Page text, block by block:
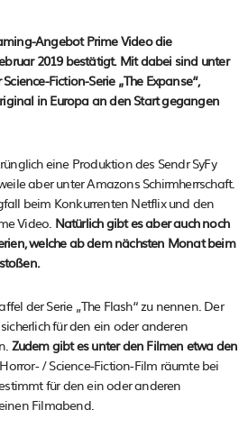
Angebot Prime Video die
2019 bestätigt. Mit dabei sind unter
Fiction-Serie „The Expanse“,
in Europa an den Start gegangen
eine Produktion des Sendr SyFy
aber unter Amazons Schirmherrschaft.
beim Konkurrenten Netflix und den
Video. Natürlich gibt es aber auch noch
welche ab dem nächsten Monat beim
der Serie „The Flash“ zu nennen. Der
für den ein oder anderen
Zudem gibt es unter den Filmen etwa den
/ Science-Fiction-Film räumte bei
für den ein oder anderen
Filmabend.